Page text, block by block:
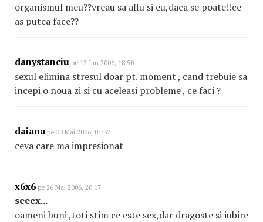
organismul meu??vreau sa aflu si eu,daca se poate!!ce
as putea face??
danystanciu pe 12 Iun 2006, 18:50
sexul elimina stresul doar pt. moment , cand trebuie sa
incepi o noua zi si cu aceleasi probleme , ce faci ?
daiana pe 30 Mai 2006, 01:37
ceva care ma impresionat
x6x6 pe 26 Mai 2006, 20:17
seeex...
oameni buni ,toti stim ce este sex,dar dragoste si iubire